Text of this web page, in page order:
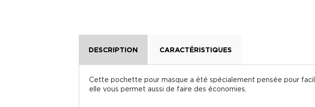
DESCRIPTION CARACTÉRISTIQUES
Cette pochette pour masque a été spécialement pensée pour
elle vous permet aussi de faire des économies.